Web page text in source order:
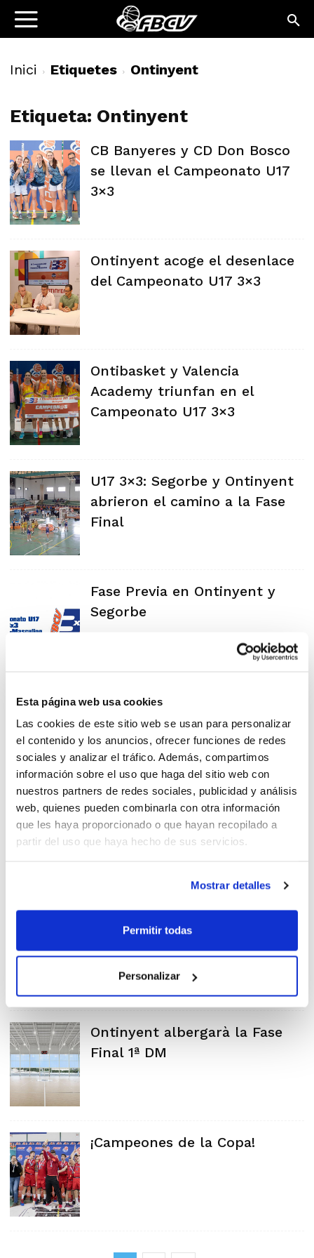
Esta página web usa cookies
Las cookies de este sitio web se usan para personalizar
el contenido y los anuncios, ofrecer funciones de redes
sociales y analizar el tráfico. Además, compartimos
información sobre el uso que haga del sitio web con
nuestros partners de redes sociales, publicidad y análisis
web, quienes pueden combinarla con otra información
que les haya proporcionado o que hayan recopilado a
partir del uso que haya hecho de sus servicios.
Mostrar detalles
Permitir todas
Personalizar
Inici Etiquetes Ontinyent
Etiqueta: Ontinyent
CB Banyeres y CD Don Bosco
se llevan el Campeonato U17
3×3
Ontinyent acoge el desenlace
del Campeonato U17 3×3
Ontibasket y Valencia
Academy triunfan en el
Campeonato U17 3×3
U17 3×3: Segorbe y Ontinyent
abrieron el camino a la Fase
Final
Fase Previa en Ontinyent y
Segorbe
Ontinyent y Segorbe
albergarán el Campeonato
CBC Manises-Quart, campió de
1ª Divisió Masculina
Fase Final 1ª División
Ontinyent albergarà la Fase
Final 1ª DM
¡Campeones de la Copa!